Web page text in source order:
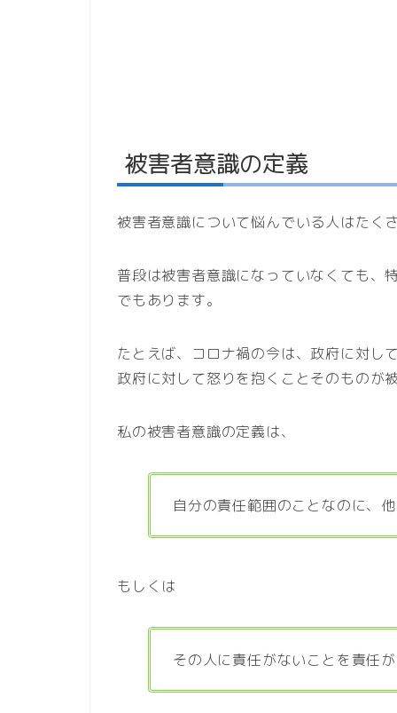
被害者意識の定義
被害者意識について悩んでいる人はたく
普段は被害者意識になっていなくても、
でもあります。
たとえば、コロナ禍の今は、政府に対し
政府に対して怒りを抱くことそのものが
私の被害者意識の定義は、
自分の責任範囲のことなのに、
もしくは
その人に責任がないことを責任